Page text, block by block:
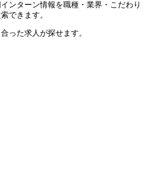
ンターン情報を職種・業界・こだわり
できます。
った求人が探せます。